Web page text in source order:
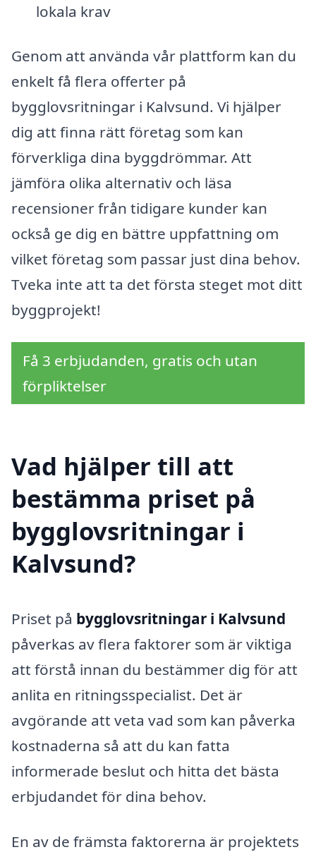
lokala krav
Genom att använda vår plattform kan du
enkelt få flera offerter på
bygglovsritningar i Kalvsund. Vi hjälper
dig att finna rätt företag som kan
förverkliga dina byggdrömmar. Att
jämföra olika alternativ och läsa
recensioner från tidigare kunder kan
också ge dig en bättre uppfattning om
vilket företag som passar just dina behov.
Tveka inte att ta det första steget mot ditt
byggprojekt!
Få 3 erbjudanden, gratis och utan
förpliktelser
Vad hjälper till att
bestämma priset på
bygglovsritningar i
Kalvsund?
Priset på bygglovsritningar i Kalvsund
påverkas av flera faktorer som är viktiga
att förstå innan du bestämmer dig för att
anlita en ritningsspecialist. Det är
avgörande att veta vad som kan påverka
kostnaderna så att du kan fatta
informerade beslut och hitta det bästa
erbjudandet för dina behov.
En av de främsta faktorerna är projektets